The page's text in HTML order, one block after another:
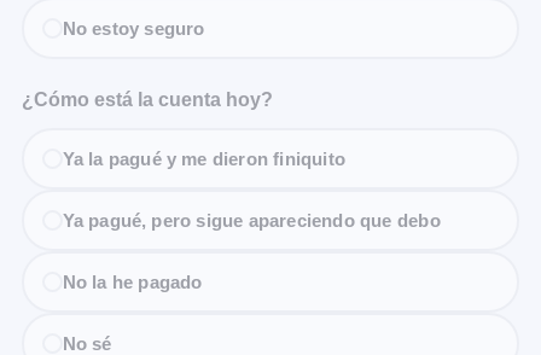
No estoy seguro
¿Cómo está la cuenta hoy?
Ya la pagué y me dieron finiquito
Ya pagué, pero sigue apareciendo que debo
No la he pagado
No sé